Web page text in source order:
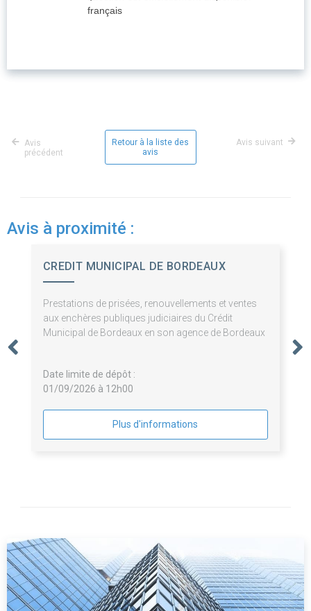
français
Avis
précédent
Retour à la liste des
avis
Avis suivant
Avis à proximité :
CREDIT MUNICIPAL DE BORDEAUX
Prestations de prisées, renouvellements et ventes
aux enchères publiques judiciaires du Crédit
Municipal de Bordeaux en son agence de Bordeaux
Date limite de dépôt :
01/09/2026 à 12h00
Plus d'informations